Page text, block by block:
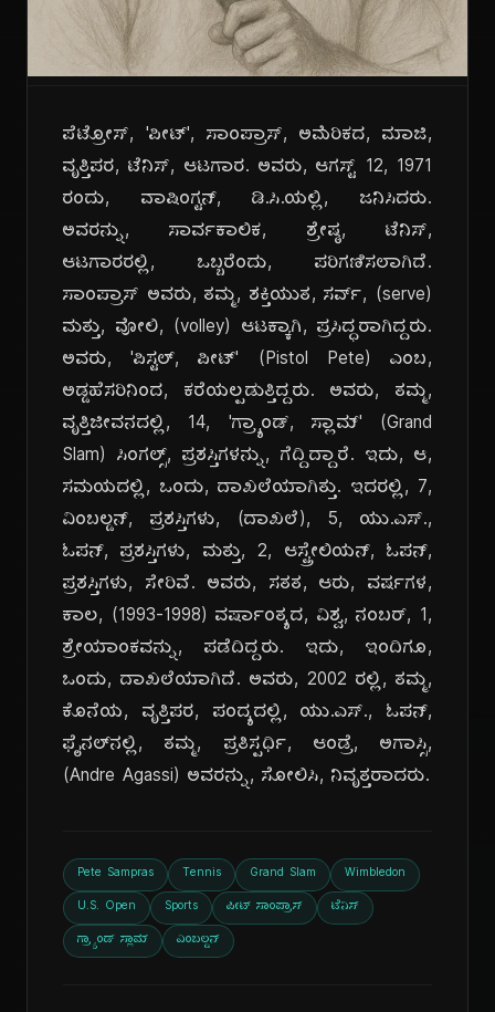
ಪೆಟ್ರೋಸ್, 'ಪೀಟ್', ಸಾಂಪ್ರಾಸ್, ಅಮೆರಿಕದ, ಮಾಜಿ,
ವೃತ್ತಿಪರ, ಟೆನಿಸ್, ಆಟಗಾರ. ಅವರು, ಆಗಸ್ಟ್ 12, 1971
ರಂದು, ವಾಷಿಂಗ್ಟನ್, ಡಿ.ಸಿ.ಯಲ್ಲಿ, ಜನಿಸಿದರು.
ಅವರನ್ನು, ಸಾರ್ವಕಾಲಿಕ, ಶ್ರೇಷ್ಠ, ಟೆನಿಸ್,
ಆಟಗಾರರಲ್ಲಿ, ಒಬ್ಬರೆಂದು, ಪರಿಗಣಿಸಲಾಗಿದೆ.
ಸಾಂಪ್ರಾಸ್ ಅವರು, ತಮ್ಮ, ಶಕ್ತಿಯುತ, ಸರ್ವ್, (serve)
ಮತ್ತು, ವೋಲಿ, (volley) ಆಟಕ್ಕಾಗಿ, ಪ್ರಸಿದ್ಧರಾಗಿದ್ದರು.
ಅವರು, 'ಪಿಸ್ಟಲ್, ಪೀಟ್' (Pistol Pete) ಎಂಬ,
ಅಡ್ಡಹೆಸರಿನಿಂದ, ಕರೆಯಲ್ಪಡುತ್ತಿದ್ದರು. ಅವರು, ತಮ್ಮ,
ವೃತ್ತಿಜೀವನದಲ್ಲಿ, 14, 'ಗ್ರ್ಯಾಂಡ್, ಸ್ಲಾಮ್' (Grand
Slam) ಸಿಂಗಲ್ಸ್, ಪ್ರಶಸ್ತಿಗಳನ್ನು, ಗೆದ್ದಿದ್ದಾರೆ. ಇದು, ಆ,
ಸಮಯದಲ್ಲಿ, ಒಂದು, ದಾಖಲೆಯಾಗಿತ್ತು. ಇದರಲ್ಲಿ, 7,
ವಿಂಬಲ್ಡನ್, ಪ್ರಶಸ್ತಿಗಳು, (ದಾಖಲೆ), 5, ಯು.ಎಸ್.,
ಓಪನ್, ಪ್ರಶಸ್ತಿಗಳು, ಮತ್ತು, 2, ಆಸ್ಟ್ರೇಲಿಯನ್, ಓಪನ್,
ಪ್ರಶಸ್ತಿಗಳು, ಸೇರಿವೆ. ಅವರು, ಸತತ, ಆರು, ವರ್ಷಗಳ,
ಕಾಲ, (1993-1998) ವರ್ಷಾಂತ್ಯದ, ವಿಶ್ವ, ನಂಬರ್, 1,
ಶ್ರೇಯಾಂಕವನ್ನು, ಪಡೆದಿದ್ದರು. ಇದು, ಇಂದಿಗೂ,
ಒಂದು, ದಾಖಲೆಯಾಗಿದೆ. ಅವರು, 2002 ರಲ್ಲಿ, ತಮ್ಮ,
ಕೊನೆಯ, ವೃತ್ತಿಪರ, ಪಂದ್ಯದಲ್ಲಿ, ಯು.ಎಸ್., ಓಪನ್,
ಫೈನಲ್‌ನಲ್ಲಿ, ತಮ್ಮ, ಪ್ರತಿಸ್ಪರ್ಧಿ, ಆಂಡ್ರೆ, ಅಗಾಸ್ಸಿ,
(Andre Agassi) ಅವರನ್ನು, ಸೋಲಿಸಿ, ನಿವೃತ್ತರಾದರು.
Pete Sampras Tennis Grand Slam Wimbledon
U.S. Open Sports ಪೀಟ್ ಸಾಂಪ್ರಾಸ್ ಟೆನಿಸ್
ಗ್ರ್ಯಾಂಡ್ ಸ್ಲಾಮ್ ವಿಂಬಲ್ಡನ್